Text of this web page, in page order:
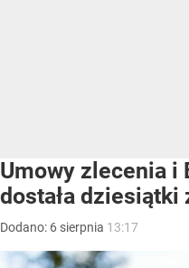
Umowy zlecenia i
dostała dziesiątki
Dodano: 6 sierpnia 13:17